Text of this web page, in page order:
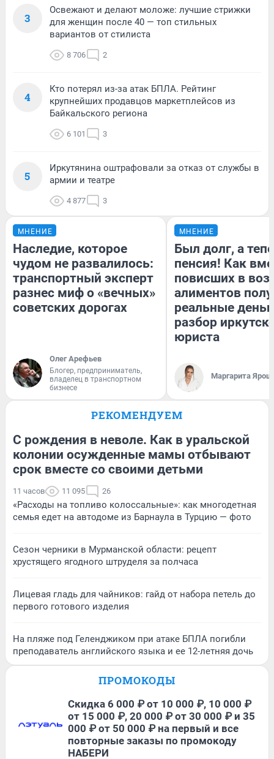
3
Освежают и делают моложе: лучшие стрижки
для женщин после 40 — топ стильных
вариантов от стилиста
8 706 2
4
Кто потерял из-за атак БПЛА. Рейтинг
крупнейших продавцов маркетплейсов из
Байкальского региона
6 101 3
5
Иркутянина оштрафовали за отказ от службы в
армии и театре
4 877 3
МНЕНИЕ
Наследие, которое
чудом не развалилось:
транспортный эксперт
разнес миф о «вечных»
советских дорогах
Олег Арефьев
Блогер, предприниматель,
владелец в транспортном
бизнесе
МНЕНИЕ
Был долг, а
пенсия! Как
повисших в
алиментов
реальные
разбор
юриста
Маргарита
РЕКОМЕНДУЕМ
С рождения в неволе. Как в уральской
колонии осужденные мамы отбывают
срок вместе со своими детьми
11 часов 11 095 26
«Расходы на топливо колоссальные»: как многодетная
семья едет на автодоме из Барнаула в Турцию — фото
Сезон черники в Мурманской области: рецепт
хрустящего ягодного штруделя за полчаса
Лицевая гладь для чайников: гайд от набора петель до
первого готового изделия
На пляже под Геленджиком при атаке БПЛА погибли
преподаватель английского языка и ее 12-летняя дочь
ПРОМОКОДЫ
Скидка 6 000 ₽ от 10 000 ₽, 10 000 ₽
от 15 000 ₽, 20 000 ₽ от 30 000 ₽ и 35
000 ₽ от 50 000 ₽ на первый и все
повторные заказы по промокоду
НАБЕРИ